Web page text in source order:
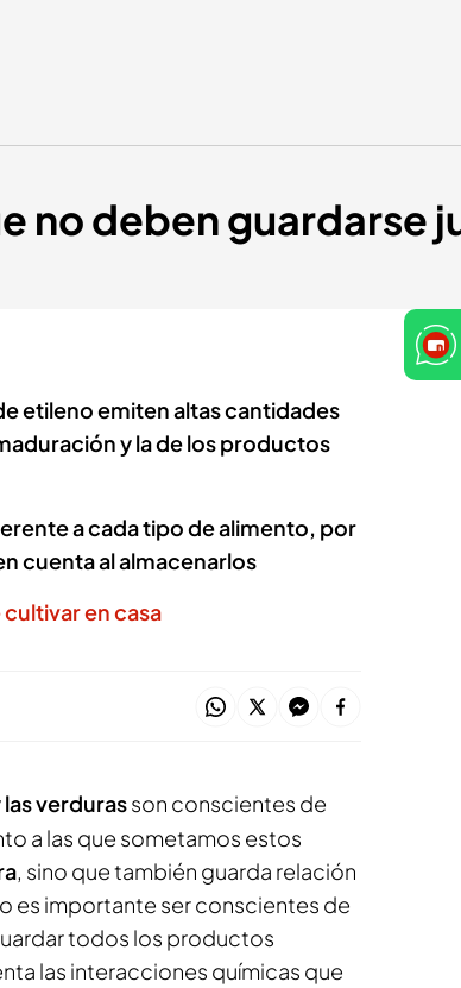
no deben guardarse
etileno emiten altas cantidades
y la de los productos
a cada tipo de alimento, por
cuenta al almacenarlos
en casa
verdurasson conscientes de
a las que sometamos estos
, sino que también guarda relación
es importante ser conscientes de
todos los productos
las interacciones químicas que